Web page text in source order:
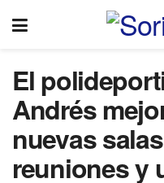
El
Andrés
nuevas
reuniones y